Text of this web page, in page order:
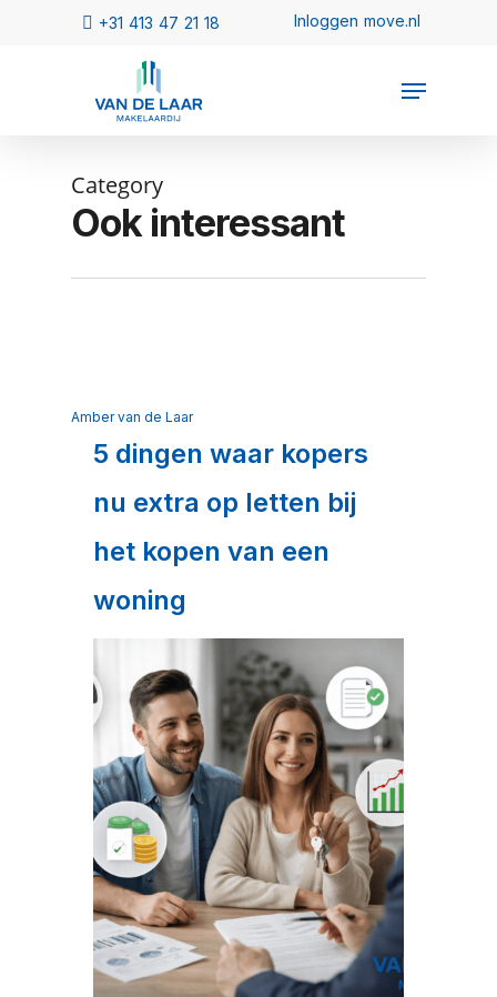
Category
Ook interessant
Amber van de Laar
5 dingen waar kopers
nu extra op letten bij
het kopen van een
woning